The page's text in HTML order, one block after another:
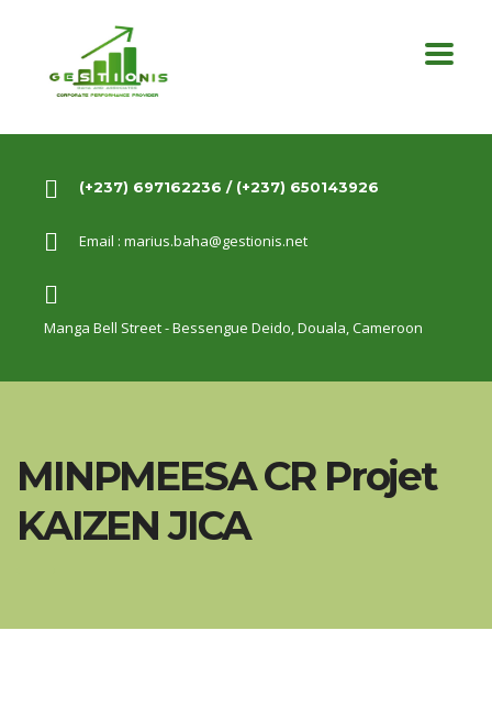
(+237) 697162236 / (+237) 650143926
Email : marius.baha@gestionis.net
Manga Bell Street - Bessengue Deido,Douala, Cameroon
MINPMEESA CR Projet
KAIZEN JICA